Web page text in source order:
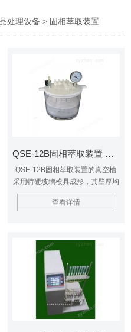
处理设备 > 固相萃取装置
QSE-12B固相萃取装置 固相萃取设备
QSE-12B固相萃取装置的真空槽
采用特硬玻璃模具成形，其壁厚均
匀故可承受-0.085Mpa以上的高负
压。
查看详情